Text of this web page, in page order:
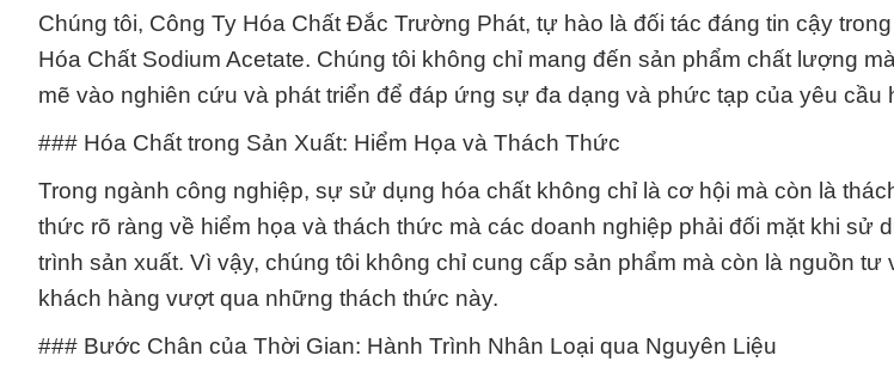
Chúng tôi, Công Ty Hóa Chất Đắc Trường Phát, tự hào là đối tác đáng tin cậy
Hóa Chất Sodium Acetate. Chúng tôi không chỉ mang đến sản phẩm chất lượng
mẽ vào nghiên cứu và phát triển để đáp ứng sự đa dạng và phức tạp của yêu cầu
### Hóa Chất trong Sản Xuất: Hiểm Họa và Thách Thức
Trong ngành công nghiệp, sự sử dụng hóa chất không chỉ là cơ hội mà còn là
thức rõ ràng về hiểm họa và thách thức mà các doanh nghiệp phải đối mặt khi sử
trình sản xuất. Vì vậy, chúng tôi không chỉ cung cấp sản phẩm mà còn là nguồn tư
khách hàng vượt qua những thách thức này.
### Bước Chân của Thời Gian: Hành Trình Nhân Loại qua Nguyên Liệu